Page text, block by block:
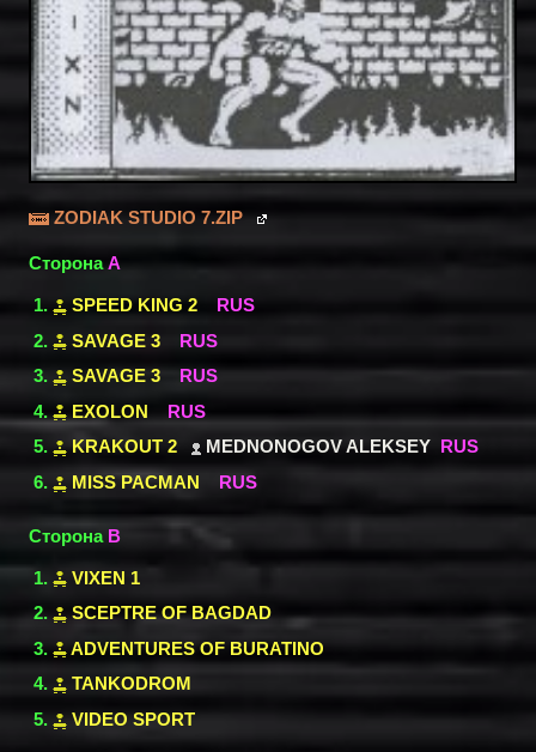
ZODIAK STUDIO 7.ZIP
СторонаA
SPEED KING 2
RUS
SAVAGE 3
RUS
SAVAGE 3
RUS
EXOLON
RUS
KRAKOUT 2
MEDNONOGOV ALEKSEY RUS
MISS PACMAN
RUS
Сторона B
VIXEN 1
SCEPTRE OF BAGDAD
ADVENTURES OF BURATINO
TANKODROM
VIDEO SPORT